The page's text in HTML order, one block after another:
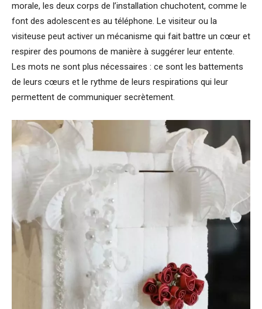
morale, les deux corps de l’installation chuchotent, comme le
font des adolescent·es au téléphone. Le visiteur ou la
visiteuse peut activer un mécanisme qui fait battre un cœur et
respirer des poumons de manière à suggérer leur entente.
Les mots ne sont plus nécessaires : ce sont les battements
de leurs cœurs et le rythme de leurs respirations qui leur
permettent de communiquer secrètement.